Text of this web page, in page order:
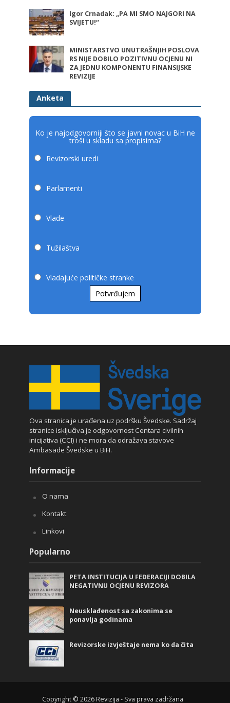
Igor Crnadak: „PA MI SMO NAJGORI NA
SVIJETU!“
MINISTARSTVO UNUTRAŠNJIH POSLOVA
RS NIJE DOBILO POZITIVNU OCJENU NI
ZA JEDNU KOMPONENTU FINANSIJSKE
REVIZIJE
Anketa
Ko je najodgovorniji što se javni novac u BiH ne
troši u skladu sa propisima?
Revizorski uredi
Parlamenti
Vlade
Tužilaštva
Vladajuće političke stranke
Potvrđujem
Ova stranica je urađena uz podršku Švedske. Sadržaj
stranice isključiva je odgovornost Centara civilnih
inicijativa (CCI) i ne mora da odražava stavove
Ambasade Švedske u BiH.
Informacije
O nama
Kontakt
Linkovi
Popularno
PETA INSTITUCIJA U FEDERACIJI DOBILA
NEGATIVNU OCJENU REVIZORA
Neusklađenost sa zakonima se
ponavlja godinama
Revizorske izvještaje nema ko da čita
Copyright © 2026 Revizija - Sva prava zadržana